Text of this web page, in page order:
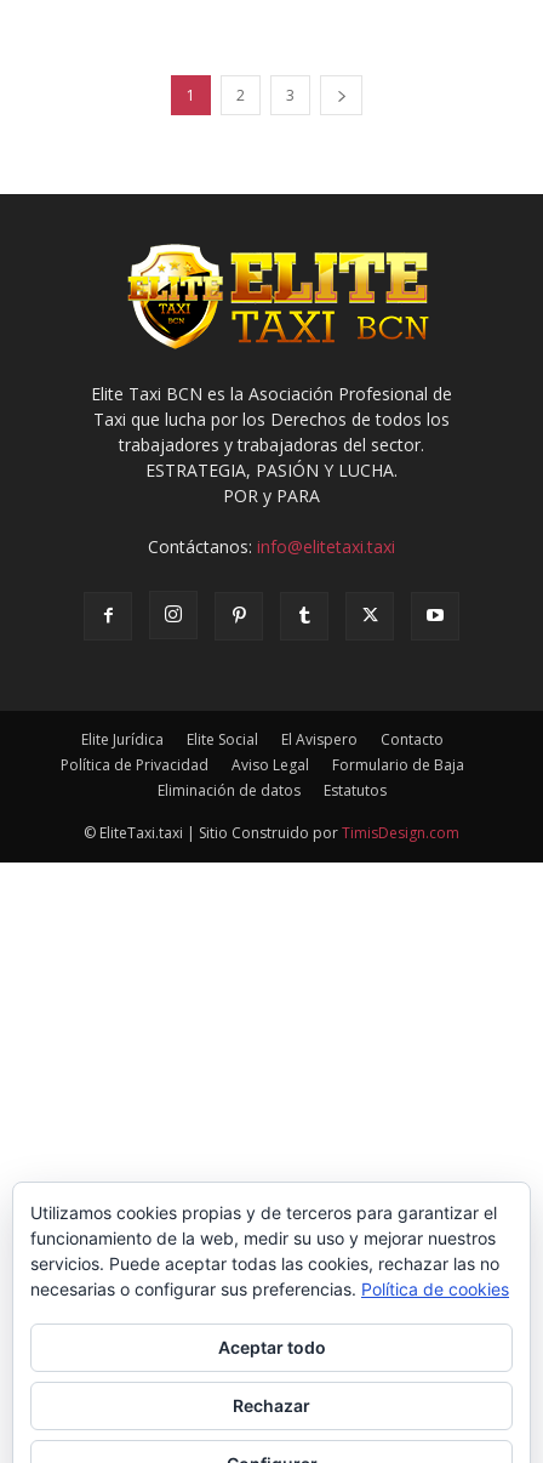
1 2 3
Elite Taxi BCN es la Asociación Profesional de
Taxi que lucha por los Derechos de todos los
trabajadores y trabajadoras del sector.
ESTRATEGIA, PASIÓN Y LUCHA.
POR y PARA
Contáctanos: info@elitetaxi.taxi
Elite Jurídica Elite Social El Avispero
Contacto
Política de Privacidad
Aviso Legal
Formulario de Baja
Eliminación de datos
Estatutos
© EliteTaxi.taxi | Sitio Construido porTimisDesign.com
Utilizamos cookies propias y de terceros para garantizar el
funcionamiento de la web, medir su uso y mejorar nuestros
servicios. Puede aceptar todas las cookies, rechazar las no
necesarias o configurar sus preferencias. Política de cookies
Aceptar todo
Rechazar